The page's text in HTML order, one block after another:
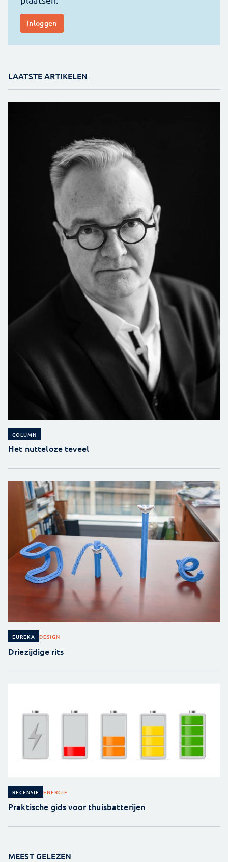
LAATSTE ARTIKELEN
COLUMN
Het nutteloze teveel
EUREKA DESIGN
Driezijdige rits
RECENSIE ENERGIE
Praktische gids voor thuisbatterijen
MEEST GELEZEN